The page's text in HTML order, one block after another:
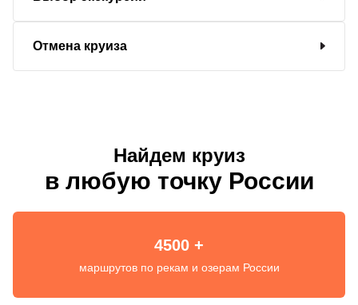
Отмена круиза
Найдем круиз
в любую точку России
4500 +
маршрутов по рекам и озерам России